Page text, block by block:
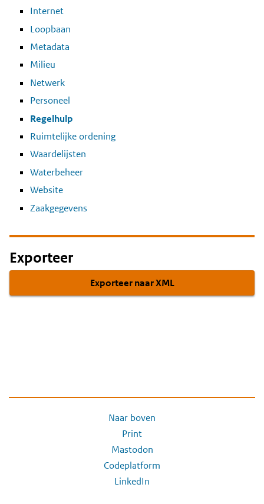
Internet
Loopbaan
Metadata
Milieu
Netwerk
Personeel
Regelhulp
Ruimtelijke ordening
Waardelijsten
Waterbeheer
Website
Zaakgegevens
Exporteer
Exporteer naar XML
Naar boven
Print
Mastodon
Codeplatform
LinkedIn